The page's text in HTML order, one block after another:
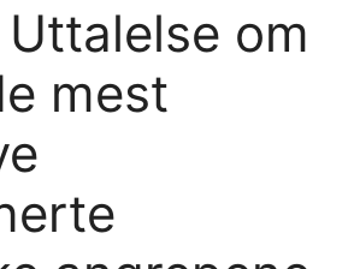
Uttalelse om
mest